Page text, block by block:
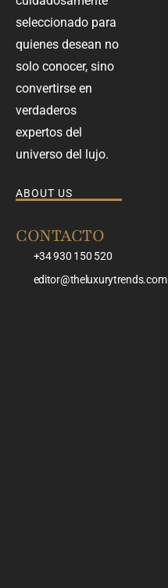
seleccionado para
quienes desean no
solo conocer, sino
convertirse en
verdaderos
expertos del
universo del lujo.
ABOUT US
CONTACTO
+34 930 150 520
editor@theluxurytrends.com